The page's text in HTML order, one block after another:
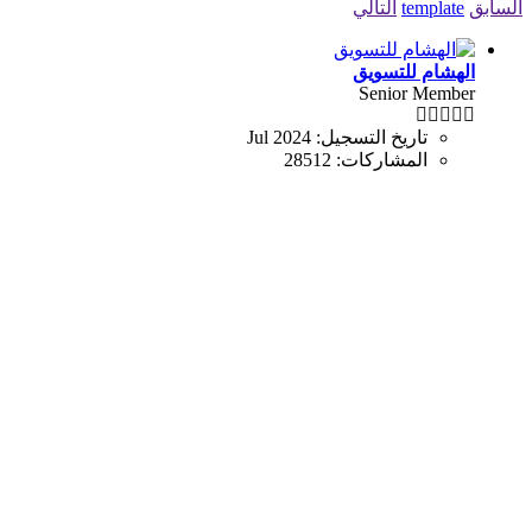
السابق template التالي
الهشام للتسويق
Senior Member
تاريخ التسجيل: Jul 2024
المشاركات: 28512